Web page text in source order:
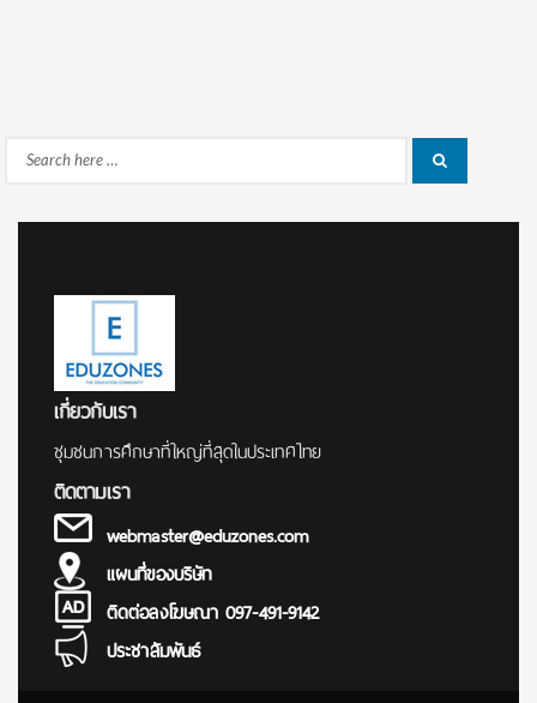
Search
เกี่ยวกับเรา
ชุมชนการศึกษาที่ใหญ่ที่สุดในประเทศไทย
ติดตามเรา
webmaster@eduzones.com
แผนที่ของบริษัท
ติดต่อลงโฆษณา 097-491-9142
ประชาสัมพันธ์